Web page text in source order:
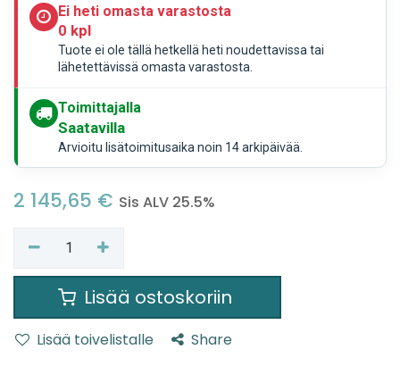
Ei heti omasta varastosta
0 kpl
Tuote ei ole tällä hetkellä heti noudettavissa tai
lähetettävissä omasta varastosta.
Toimittajalla
Saatavilla
Arvioitu lisätoimitusaika noin 14 arkipäivää.
2 145,65 € Sis ALV 25.5%
Lisää ostoskoriin
Lisää toivelistalle Share